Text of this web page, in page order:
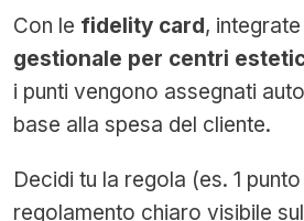
Con le fidelity card,
gestionale per centri
i punti vengono assegnati
base alla spesa del cliente.
Decidi tu la regola (es. 1
regolamento chiaro visibile